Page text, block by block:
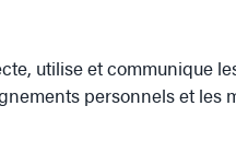
utilise et communique
personnels et les